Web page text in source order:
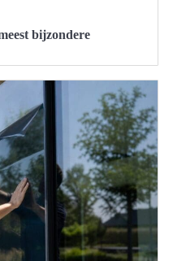
bijzondere